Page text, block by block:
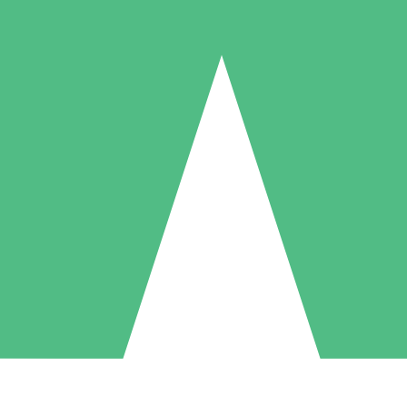
Individuella Kreditpaket
per användning med nedladdningskrediter. Inget månatligt åtagande
5 Nedladdningar
US$